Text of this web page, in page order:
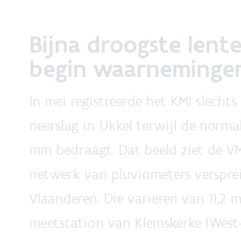
Bijna droogste
begin
In mei registreerde het KMI slechts
neerslag in Ukkel terwijl de
mm bedraagt. Dat beeld ziet de
netwerk van pluviometers
Vlaanderen. Die variëren van 11,2
meetstation van Klemskerke